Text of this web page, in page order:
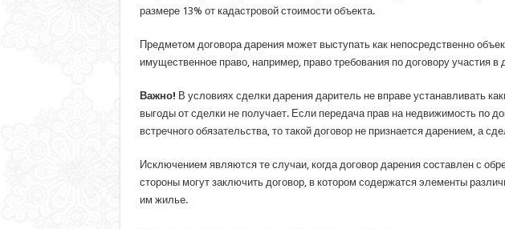
размере 13% от кадастровой стоимости объекта.
Предметом договора дарения может выступать как непосредственно
имущественное право, например, право требования по договору участия
Важно! В условиях сделки дарения даритель не вправе устанавливать
выгоды от сделки не получает. Если передача прав на недвижимость по
встречного обязательства, то такой договор не признается дарением, а
Исключением являются те случаи, когда договор дарения составлен с
стороны могут заключить договор, в котором содержатся элементы
им жилье.